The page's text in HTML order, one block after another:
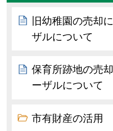
旧幼稚園の売却
ザルについて
保育所跡地の売
ーザルについて
市有財産の活用